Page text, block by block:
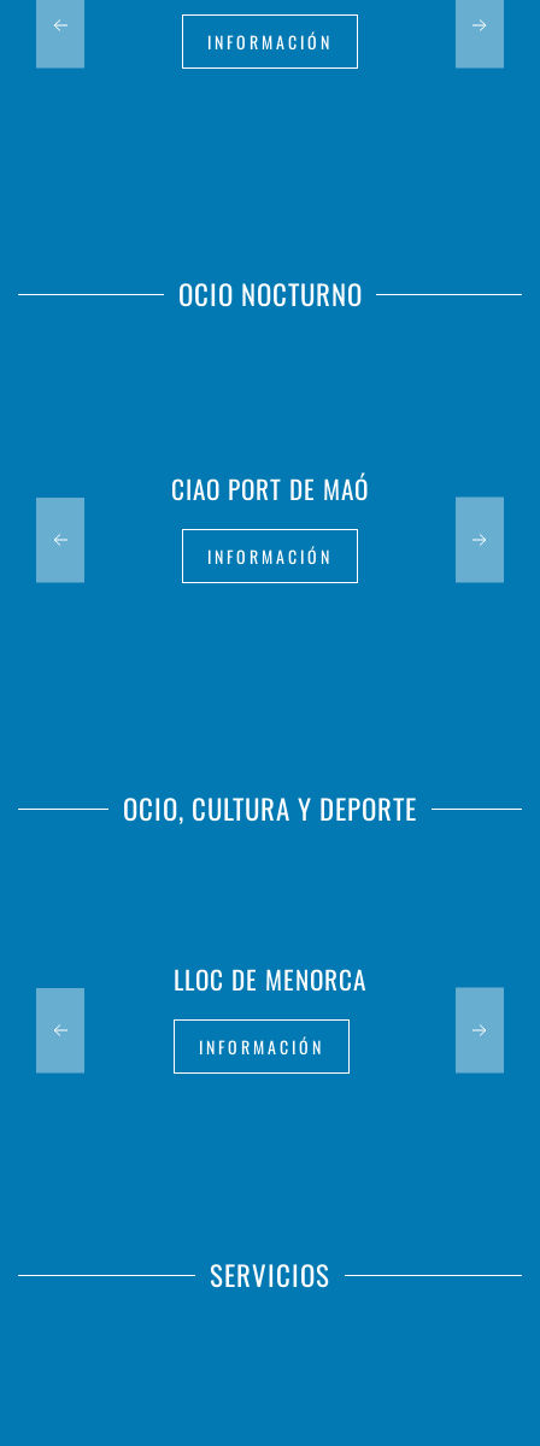
INFORMACIÓN
OCIO NOCTURNO
CIAO PORT DE MAÓ
INFORMACIÓN
OCIO, CULTURA Y DEPORTE
LLOC DE MENORCA
INFORMACIÓN
SERVICIOS